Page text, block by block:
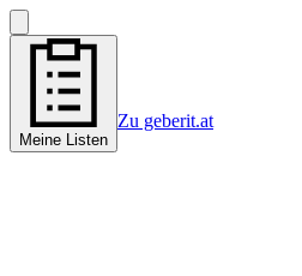
Meine Listen
Zu geberit.at